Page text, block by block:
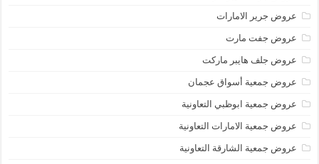
عروض جرير الامارات
عروض جفت مارت
عروض جلف هايبر ماركت
عروض جمعية أسواق عجمان
عروض جمعية ابوظبي التعاونية
عروض جمعية الامارات التعاونية
عروض جمعية الشارقة التعاونية